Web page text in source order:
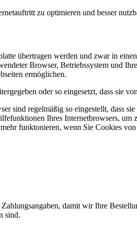
zu optimieren und besser
übertragen werden und zwar in
Browser, Betriebssystem und
ermöglichen.
oder so eingesetzt, dass sie
sind regelmäßig so eingestellt, dass
Ihres Internetbrowsers, um
funktonieren, wenn Sie Cookies
damit wir Ihre
sind.